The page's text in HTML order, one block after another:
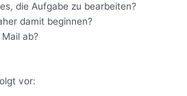
die Aufgabe zu bearbeiten?
damit beginnen?
ab?
vor: